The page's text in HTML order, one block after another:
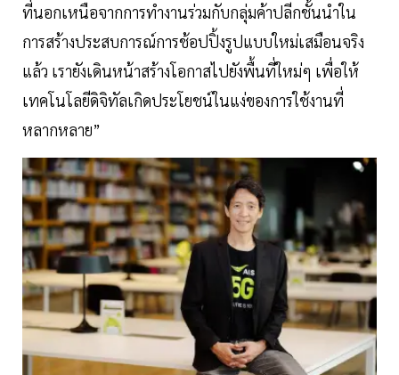
ที่นอกเหนือจากการทำงานร่วมกับกลุ่มค้าปลีกชั้นนำใน
การสร้างประสบการณ์การช้อปปิ้งรูปแบบใหม่เสมือนจริง
แล้ว เรายังเดินหน้าสร้างโอกาสไปยังพื้นที่ใหม่ๆ เพื่อให้
เทคโนโลยีดิจิทัลเกิดประโยชน์ในแง่ของการใช้งานที่
หลากหลาย”